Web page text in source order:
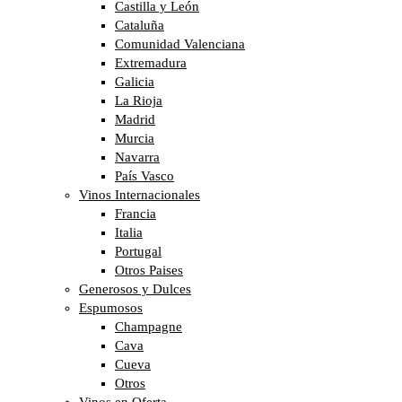
Castilla y León
Cataluña
Comunidad Valenciana
Extremadura
Galicia
La Rioja
Madrid
Murcia
Navarra
País Vasco
Vinos Internacionales
Francia
Italia
Portugal
Otros Paises
Generosos y Dulces
Espumosos
Champagne
Cava
Cueva
Otros